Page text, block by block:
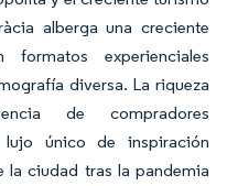
alberga una creciente
experienciales
diversa. La riqueza
de compradores
lujo único de inspiración
la ciudad tras la pandemia